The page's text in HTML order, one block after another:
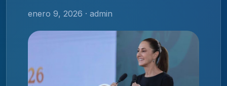
enero 9, 2026 · admin